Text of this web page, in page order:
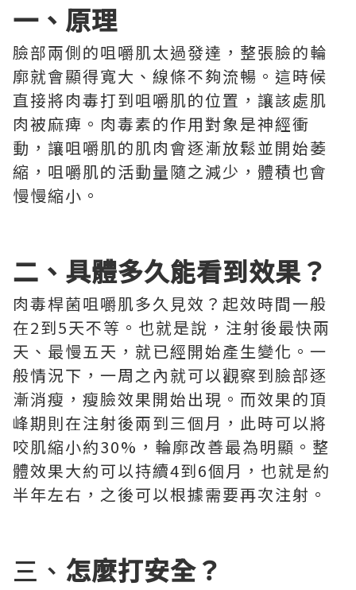
一、原理
臉部兩側的咀嚼肌太過發達，整張臉的輪
廓就會顯得寬大、線條不夠流暢。這時候
直接將肉毒打到咀嚼肌的位置，讓該處肌
肉被麻痺。肉毒素的作用對象是神經衝
動，讓咀嚼肌的肌肉會逐漸放鬆並開始萎
縮，咀嚼肌的活動量隨之減少，體積也會
慢慢縮小。
二、具體多久能看到效果？
肉毒桿菌咀嚼肌多久見效？起效時間一般
在2到5天不等。也就是說，注射後最快兩
天、最慢五天，就已經開始產生變化。一
般情況下，一周之內就可以觀察到臉部逐
漸消瘦，瘦臉效果開始出現。而效果的頂
峰期則在注射後兩到三個月，此時可以將
咬肌縮小約30%，輪廓改善最為明顯。整
體效果大約可以持續4到6個月，也就是約
半年左右，之後可以根據需要再次注射。
三、 怎麼打安全？